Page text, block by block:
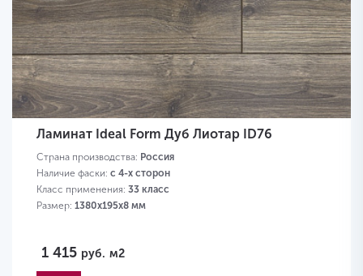
Ламинат Ideal Form Дуб Лиотар ID76
Страна производства: Россия
Наличие фаски: с 4-х сторон
Класс применения: 33 класс
Размер: 1380х195х8 мм
1 415 руб. м2